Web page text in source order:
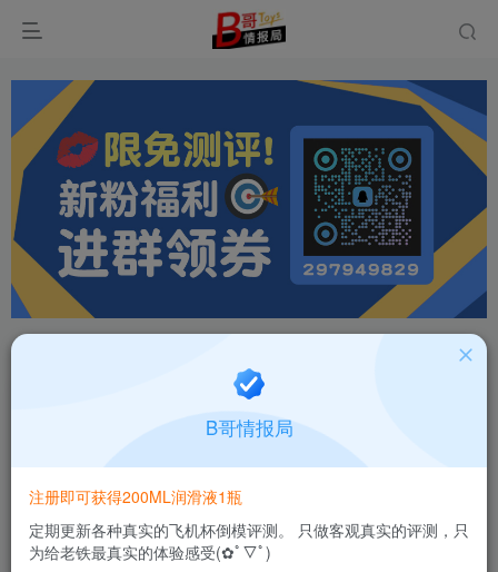
国产撸撸杯青白之恋双妻臀膜小白蝴蝶慢玩双通道
B哥情报局-产品指南针
2个月前更新
0 443 7
B哥情报局
注册即可获得200ML润滑液1瓶
定期更新各种真实的飞机杯倒模评测。 只做客观真实的评测，只
为给老铁最真实的体验感受(✿ﾟ▽ﾟ)